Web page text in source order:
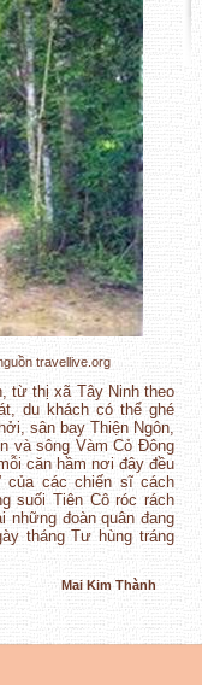
travellive.org
từ thị xã Tây Ninh theo
du khách có thể ghé
sân bay Thiện Ngôn,
và sông Vàm Cỏ Đông
căn hầm nơi đây đều
của các chiến sĩ cách
suối Tiên Cô róc rách
những đoàn quân đang
tháng Tư hùng tráng
Mai Kim Thành